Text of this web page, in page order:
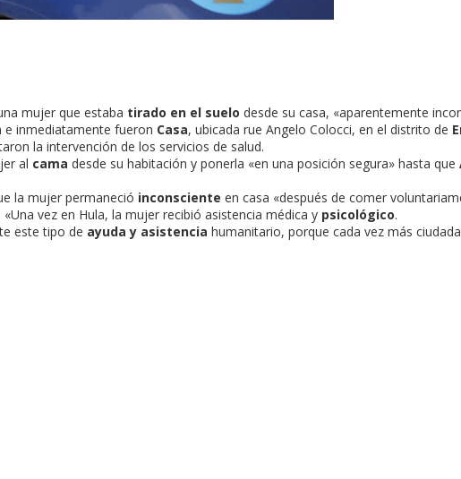
mujer que estaba tirado en el suelo desde su casa, «aparentemente
e inmediatamente fueron Casa, ubicada rue Angelo Colocci, en el distrito de
la intervención de los servicios de salud.
al cama desde su habitación y ponerla «en una posición segura» hasta que
la mujer permaneció inconsciente en casa «después de comer
vez en Hula, la mujer recibió asistencia médica y psicológico.
este tipo de ayuda y asistencia humanitario, porque cada vez más